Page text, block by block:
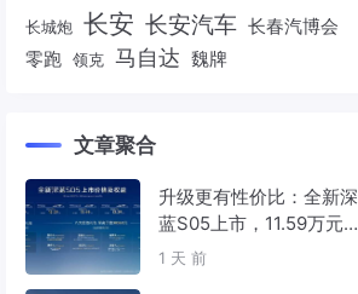
长城炮 长安 长安汽车 长春汽博会
零跑 领克 马自达 魏牌
文章聚合
升级更有性价比：全新深
蓝S05上市，11.59万元起
售
1 天 前